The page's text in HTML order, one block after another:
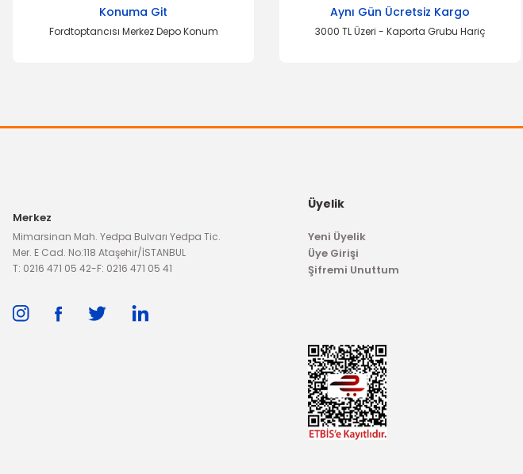
YERLİ ÜRÜN
Manifold Devirdaim Su Hortumu Fiesta Fusion 1.4 Tdci
2.746,72 TL
Maf Sensörü (Turbo
Konuma Git
Fordtoptancısı Merkez Depo Konum
Aynı Gün Ücretsiz Kargo
3000 TL Üzeri - Kaporta Grubu Hariç
Merkez
Mimarsinan Mah. Yedpa Bulvarı Yedpa Tic.
Mer. E Cad. No:118 Ataşehir/İSTANBUL
T: 0216 471 05 42-F: 0216 471 05 41
Üyelik
Yeni Üyelik
Üye Girişi
Şifremi Unuttum